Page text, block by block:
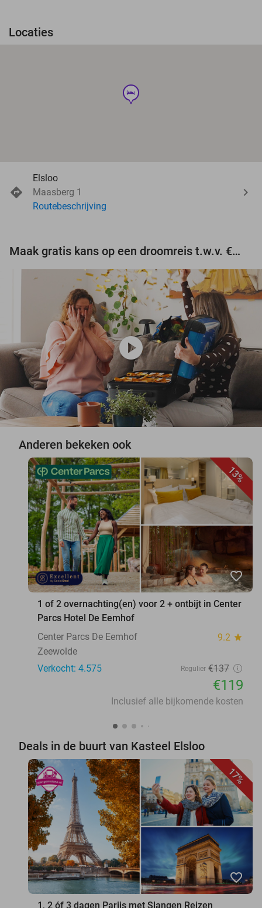
Locaties
hotel
Elsloo
Maasberg 1
Routebeschrijving
Maak gratis kans op een droomreis t.w.v. €3.000!
play_circle
Anderen bekeken ook
13%
favorite_border
1 of 2 overnachting(en) voor 2 + ontbijt in Center
Parcs Hotel De Eemhof
Center Parcs De Eemhof
9.2 star
Zeewolde
Verkocht: 4.575
Regulier €137
€119
Inclusief alle bijkomende kosten
Deals in de buurt van Kasteel Elsloo
17%
favorite_border
1, 2 óf 3 dagen Parijs met Slangen Reizen